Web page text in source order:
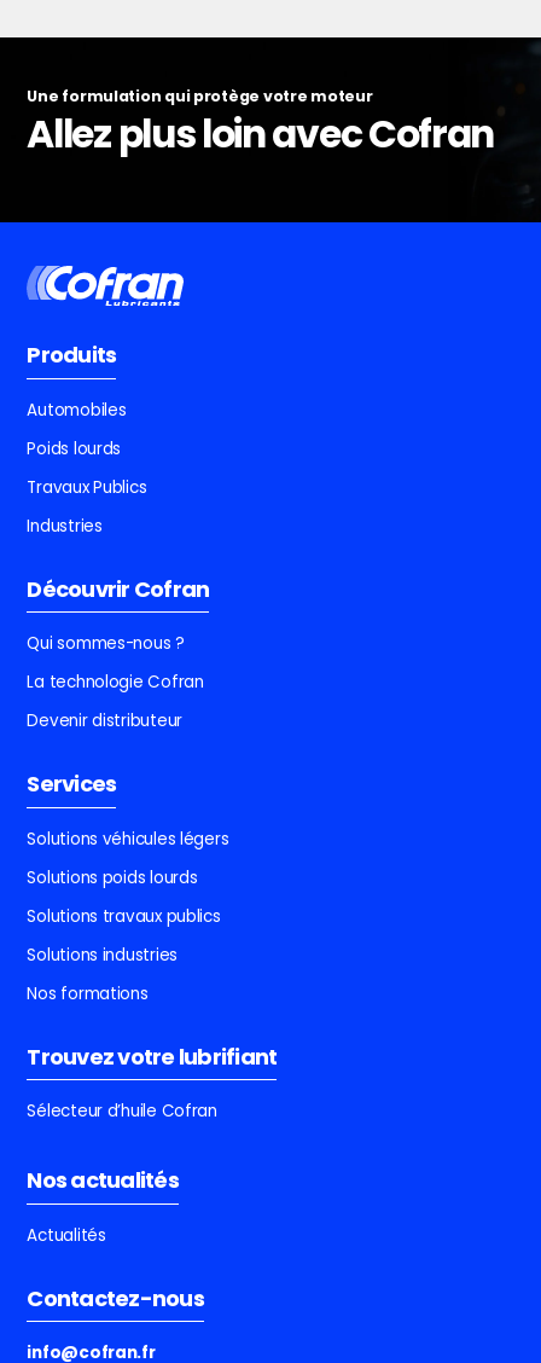
Une formulation qui protège votre moteur
Allez plus loin avec Cofran
Produits
Automobiles
Poids lourds
Travaux Publics
Industries
Découvrir Cofran
Qui sommes-nous ?
La technologie Cofran
Devenir distributeur
Services
Solutions véhicules légers
Solutions poids lourds
Solutions travaux publics
Solutions industries
Nos formations
Trouvez votre lubrifiant
Sélecteur d’huile Cofran
Nos actualités
Actualités
Contactez-nous
info@cofran.fr